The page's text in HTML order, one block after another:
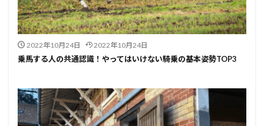
2022年10月24日 2022年10月24日
乗馬する人の共通認識！やってはいけない騎乗の基本姿勢TOP3